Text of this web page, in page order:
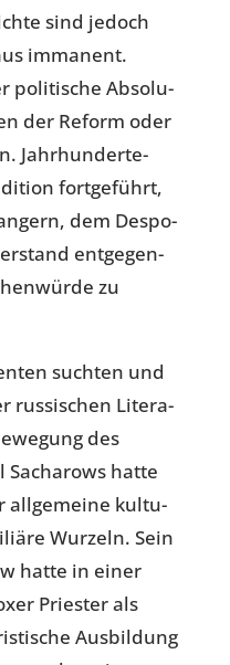
sind jedoch
imma­nent.
politische Abso­lu­
der Reform oder
Jahr­hun­der­te­
fort­ge­führt,
dem Des­po­
ent­ge­gen­
zu
suchten und
rus­si­schen Lite­ra­
des
Sach­a­rows hatte
all­ge­meine kul­tu­
Wurzeln. Sein
hatte in einer
Pries­ter als
Ausbildung